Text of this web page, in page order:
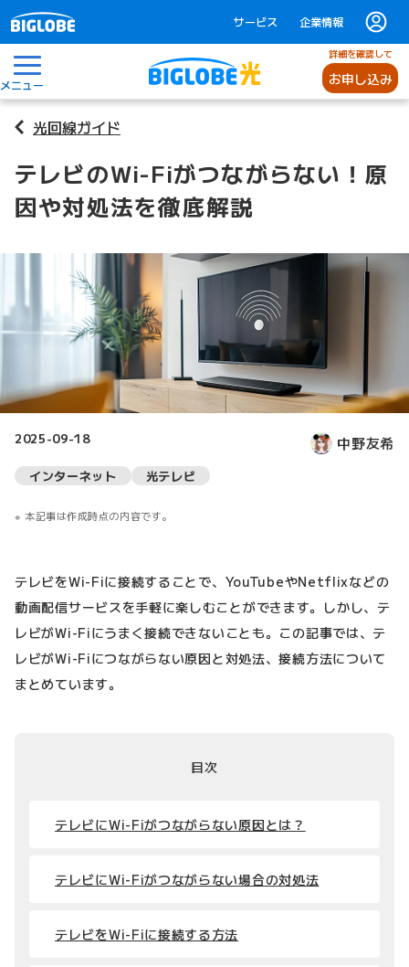
サービス 企業情報
メニュー
詳細を確認して
お申し込み
光回線ガイド
テレビのWi-Fiがつながらない！原
因や対処法を徹底解説
2025-09-18 中野友希
インターネット 光テレビ
本記事は作成時点の内容です。
テレビをWi-Fiに接続することで、YouTubeやNetflixなどの
動画配信サービスを手軽に楽しむことができます。しかし、テ
レビがWi-Fiにうまく接続できないことも。この記事では、テ
レビがWi-Fiにつながらない原因と対処法、接続方法について
まとめています。
目次
テレビにWi-Fiがつながらない原因とは？
テレビにWi-Fiがつながらない場合の対処法
テレビをWi-Fiに接続する方法